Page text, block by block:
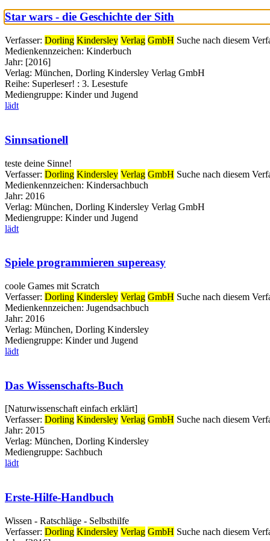
Star wars - die Geschichte der Sith
Verfasser: Dorling Kindersley Verlag GmbH Suche nach diesem
Medienkennzeichen: Kinderbuch
Jahr: [2016]
Verlag: München, Dorling Kindersley Verlag GmbH
Reihe: Superleser! : 3. Lesestufe
Mediengruppe: Kinder und Jugend
lädt
Sinnsationell
teste deine Sinne!
Verfasser: Dorling Kindersley Verlag GmbH Suche nach diesem
Medienkennzeichen: Kindersachbuch
Jahr: 2016
Verlag: München, Dorling Kindersley Verlag GmbH
Mediengruppe: Kinder und Jugend
lädt
Spiele programmieren supereasy
coole Games mit Scratch
Verfasser: Dorling Kindersley Verlag GmbH Suche nach diesem
Medienkennzeichen: Jugendsachbuch
Jahr: 2016
Verlag: München, Dorling Kindersley
Mediengruppe: Kinder und Jugend
lädt
Das Wissenschafts-Buch
[Naturwissenschaft einfach erklärt]
Verfasser: Dorling Kindersley Verlag GmbH Suche nach diesem
Jahr: 2015
Verlag: München, Dorling Kindersley
Mediengruppe: Sachbuch
lädt
Erste-Hilfe-Handbuch
Wissen - Ratschläge - Selbsthilfe
Verfasser: Dorling Kindersley Verlag GmbH Suche nach diesem